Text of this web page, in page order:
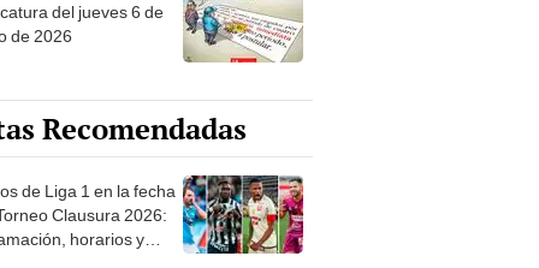
del jueves 6 de
de 2026
Recomendadas
de Liga 1 en la fecha
Clausura 2026:
horarios y